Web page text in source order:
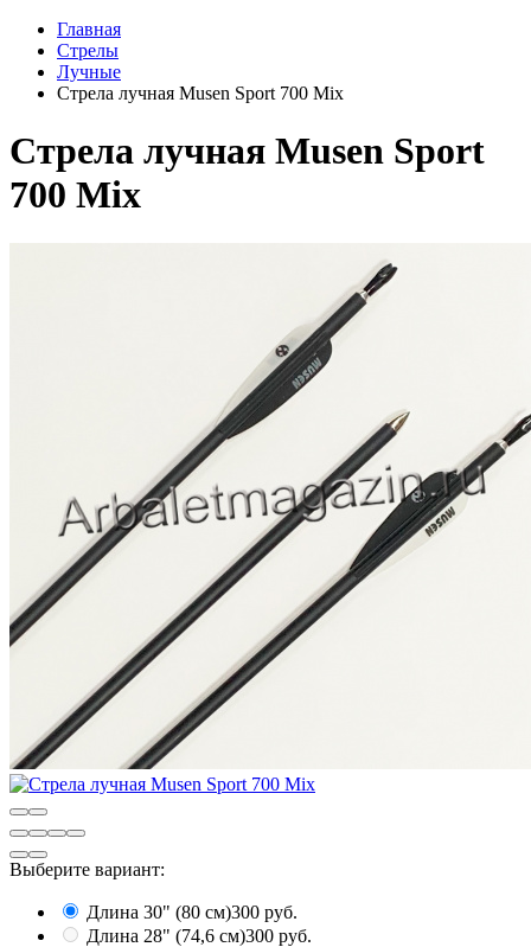
Главная
Стрелы
Лучные
Стрела лучная Musen Sport 700 Mix
Стрела лучная Musen Sport
700 Mix
Выберите вариант:
Длина 30" (80 см)300 руб.
Длина 28" (74,6 см)300 руб.